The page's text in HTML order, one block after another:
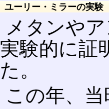
ユーリー・ミラーの実験
メタンや
実験的に証
た。
この年、